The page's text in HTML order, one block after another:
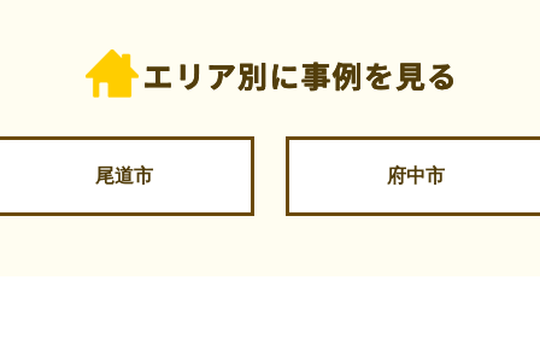
尾道市 府中市